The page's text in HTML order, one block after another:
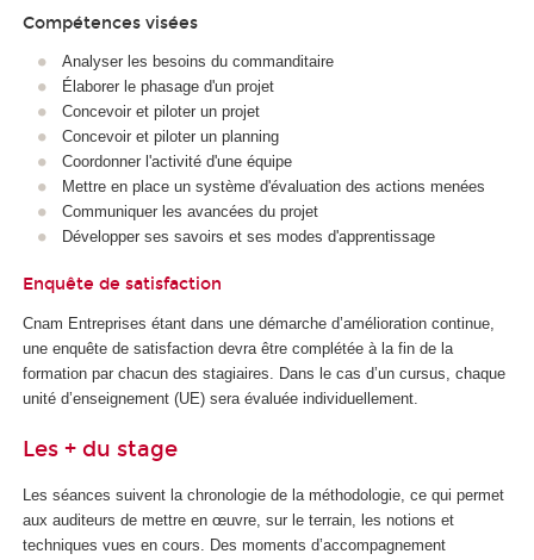
Compétences visées
Analyser les besoins du commanditaire
Élaborer le phasage d'un projet
Concevoir et piloter un projet
Concevoir et piloter un planning
Coordonner l'activité d'une équipe
Mettre en place un système d'évaluation des actions menées
Communiquer les avancées du projet
Développer ses savoirs et ses modes d'apprentissage
Enquête de satisfaction
Cnam Entreprises étant dans une démarche d’amélioration continue,
une enquête de satisfaction devra être complétée à la fin de la
formation par chacun des stagiaires. Dans le cas d’un cursus, chaque
unité d’enseignement (UE) sera évaluée individuellement.
Les + du stage
Les séances suivent la chronologie de la méthodologie, ce qui permet
aux auditeurs de mettre en œuvre, sur le terrain, les notions et
techniques vues en cours. Des moments d’accompagnement